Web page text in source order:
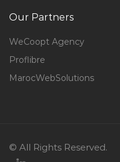
Our Partners
WeCoopt Agency
Proflibre
MarocWebSolutions
© All Rights Reserved.